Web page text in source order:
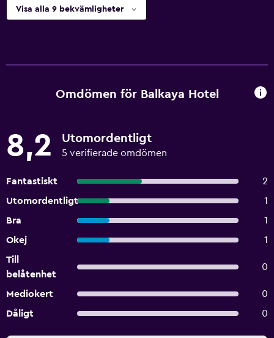
Visa alla 9 bekvämligheter
Omdömen för Balkaya Hotel
8,2 Utomordentligt
5 verifierade omdömen
Fantastiskt
2
Utomordentligt
1
Bra
1
Okej
1
Till
belåtenhet
0
Mediokert
0
Dåligt
0